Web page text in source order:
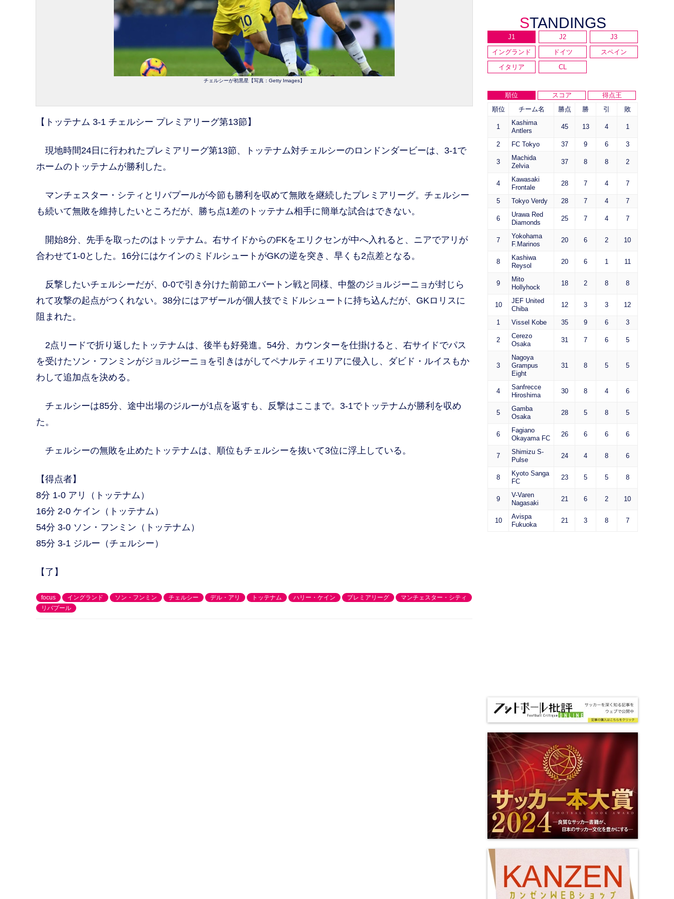
チェルシーが初黒星【写真：Getty Images】
【トッテナム 3-1 チェルシー プレミアリーグ第13節】
現地時間24日に行われたプレミアリーグ第13節、トッテナム対チェルシーのロンドンダービーは、3-1で
ホームのトッテナムが勝利した。
マンチェスター・シティとリバプールが今節も勝利を収めて無敗を継続したプレミアリーグ。チェルシー
も続いて無敗を維持したいところだが、勝ち点1差のトッテナム相手に簡単な試合はできない。
開始8分、先手を取ったのはトッテナム。右サイドからのFKをエリクセンが中へ入れると、ニアでアリが
合わせて1-0とした。16分にはケインのミドルシュートがGKの逆を突き、早くも2点差となる。
反撃したいチェルシーだが、0-0で引き分けた前節エバートン戦と同様、中盤のジョルジーニョが封じら
れて攻撃の起点がつくれない。38分にはアザールが個人技でミドルシュートに持ち込んだが、GKロリスに
阻まれた。
2点リードで折り返したトッテナムは、後半も好発進。54分、カウンターを仕掛けると、右サイドでパス
を受けたソン・フンミンがジョルジーニョを引きはがしてペナルティエリアに侵入し、ダビド・ルイスもか
わして追加点を決める。
チェルシーは85分、途中出場のジルーが1点を返すも、反撃はここまで。3-1でトッテナムが勝利を収め
た。
チェルシーの無敗を止めたトッテナムは、順位もチェルシーを抜いて3位に浮上している。
【得点者】
8分 1-0 アリ（トッテナム）
16分 2-0 ケイン（トッテナム）
54分 3-0 ソン・フンミン（トッテナム）
85分 3-1 ジルー（チェルシー）
【了】
focus イングランド ソン・フンミン チェルシー デル・アリ トッテナム ハリー・ケイン プレミアリーグ
マンチェスター・シティ
リバプール
STANDINGS
J1 J2
J3
イングランド
ドイツ
スペイン
イタリア
CL
順位 スコア
得点王
順位
チーム名 勝点 勝 引 敗
1
Kashima
Antlers
45 13 4 1
2 FC Tokyo 37 9 6 3
3
Machida
Zelvia
37 8 8 2
4
Kawasaki
Frontale
28 7 4 7
5 Tokyo Verdy 28 7 4 7
6
Urawa Red
Diamonds
25 7 4 7
7
Yokohama
F.Marinos
20 6 2 10
8
Kashiwa
Reysol
20 6 1 11
9
Mito
Hollyhock
18 2 8 8
10
JEF United
Chiba
12 3 3 12
1 Vissel Kobe 35 9 6 3
2
Cerezo
Osaka
31 7 6 5
3
Nagoya
Grampus
Eight
31 8 5 5
4
Sanfrecce
Hiroshima
30 8 4 6
5
Gamba
Osaka
28 5 8 5
6
Fagiano
Okayama FC
26 6 6 6
7
Shimizu S-
Pulse
24 4 8 6
8
Kyoto Sanga
FC
23 5 5 8
9
V-Varen
Nagasaki
21 6 2 10
10
Avispa
Fukuoka
21 3 8 7